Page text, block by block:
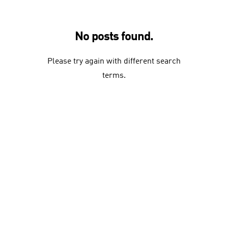
No posts found.
Please try again with different search
terms.